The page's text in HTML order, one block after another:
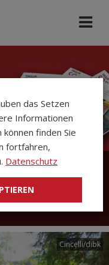
Tiroler
Cincelli/dibk
das Setzen
Informationen
finden Sie
fortfahren,
Datenschutz